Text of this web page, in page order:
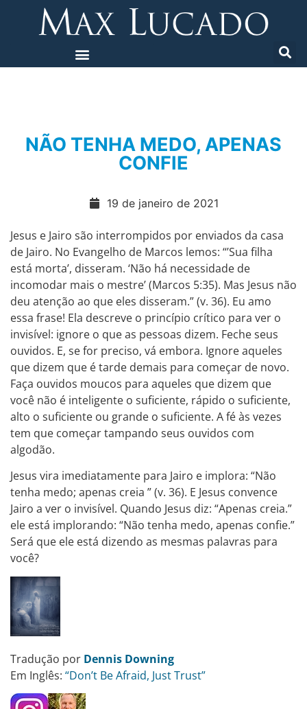
NÃO TENHA MEDO, APENAS
CONFIE
19 de janeiro de 2021
Jesus e Jairo são interrompidos por enviados da casa
de Jairo. No Evangelho de Marcos lemos: “’Sua filha
está morta’, disseram. ‘Não há necessidade de
incomodar mais o mestre’ (Marcos 5:35). Mas Jesus não
deu atenção ao que eles disseram.” (v. 36). Eu amo
essa frase! Ela descreve o princípio crítico para ver o
invisível: ignore o que as pessoas dizem. Feche seus
ouvidos. E, se for preciso, vá embora. Ignore aqueles
que dizem que é tarde demais para começar de novo.
Faça ouvidos moucos para aqueles que dizem que
você não é inteligente o suficiente, rápido o suficiente,
alto o suficiente ou grande o suficiente. A fé às vezes
tem que começar tampando seus ouvidos com
algodão.
Jesus vira imediatamente para Jairo e implora: “Não
tenha medo; apenas creia ” (v. 36). E Jesus convence
Jairo a ver o invisível. Quando Jesus diz: “Apenas creia.”
ele está implorando: “Não tenha medo, apenas confie.”
Será que ele está dizendo as mesmas palavras para
você?
Tradução por Dennis Downing
Em Inglês: “Don’t Be Afraid, Just Trust”